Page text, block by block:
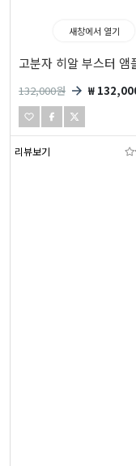
새창에서 열기
고분자 히알 부스터 앰
132,000원 ₩
리뷰보기